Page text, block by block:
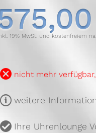
19% MwSt. und kostenfreiem
nicht mehr
weitere
Ihre Uhrenlounge